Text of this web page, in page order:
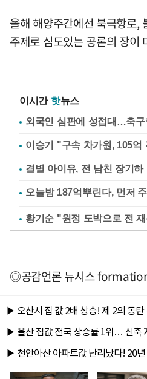
올해 해양주간에선 북극항로,
주제로 심도있는 공론의 장이
이시간 핫뉴스
외국인 심판에 성접대…축구
이승기 "구속 차가원, 105억
결별 아이유, 전 남친 장기하
황기순 "원정 도박으로 전
◎공감언론 뉴시스